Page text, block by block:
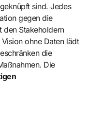
sind. Jedes
gegen die
den Stakeholdern
ohne Daten lädt
die
Die